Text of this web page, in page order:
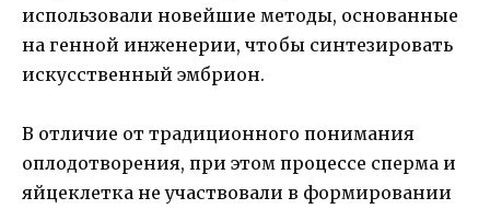
использовали новейшие методы, основанные
на генной инженерии, чтобы синтезировать
искусственный эмбрион.
В отличие от традиционного понимания
оплодотворения, при этом процессе сперма и
яйцеклетка не участвовали в формировании